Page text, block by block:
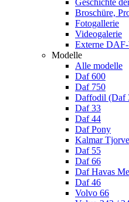
Geschichte
Broschüre,
Fotogallerie
Videogalerie
Externe DAF-
Modelle
Alle modelle
Daf 600
Daf 750
Daffodil (Daf
Daf 33
Daf 44
Daf Pony
Kalmar
Daf 55
Daf 66
Daf Havas
Daf 46
Volvo 66